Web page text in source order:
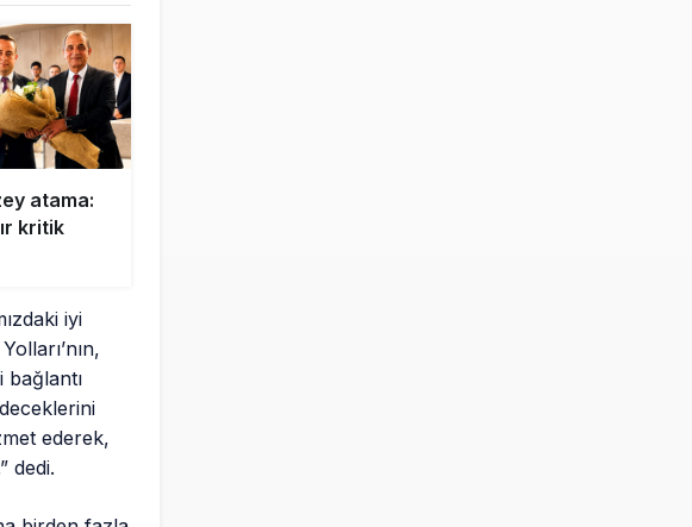
atama:
kritik
iyi
ederek,
dedi.